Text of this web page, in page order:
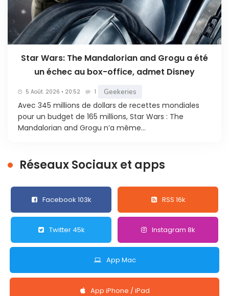
Star Wars: The Mandalorian and Grogu a été
un échec au box-office, admet Disney
5 Août. 2026 • 20:52 1 Geekeries
Avec 345 millions de dollars de recettes mondiales
pour un budget de 165 millions, Star Wars : The
Mandalorian and Grogu n’a même...
Réseaux Sociaux et apps
Facebook 103k RSS 16k
Twitter 45k Instagram 8k
App Mac
App iPhone / iPad